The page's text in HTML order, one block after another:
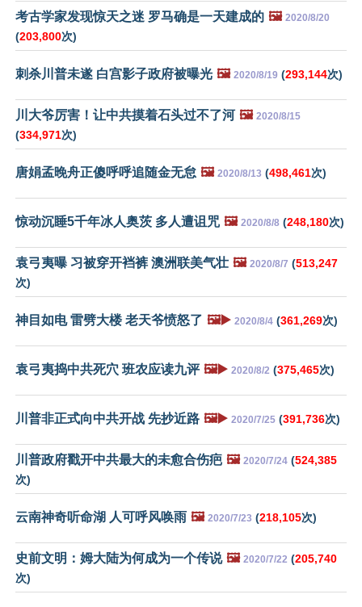
考古学家发现惊天之迷 罗马确是一天建成的 🖼️ 2020/8/20
(203,800次)
刺杀川普未遂 白宫影子政府被曝光 🖼️ 2020/8/19 (293,144次)
川大爷厉害！让中共摸着石头过不了河 🖼️ 2020/8/15
(334,971次)
唐娟孟晚舟正傻呼呼追随金无怠 🖼️ 2020/8/13 (498,461次)
惊动沉睡5千年冰人奥茨 多人遭诅咒 🖼️ 2020/8/8 (248,180次)
袁弓夷曝 习被穿开裆裤 澳洲联美气壮 🖼️ 2020/8/7 (513,247
次)
神目如电 雷劈大楼 老天爷愤怒了 🖼️▶️ 2020/8/4 (361,269次)
袁弓夷捣中共死穴 班农应读九评 🖼️▶️ 2020/8/2 (375,465次)
川普非正式向中共开战 先抄近路 🖼️▶️ 2020/7/25 (391,736次)
川普政府戳开中共最大的未愈合伤疤 🖼️ 2020/7/24 (524,385
次)
云南神奇听命湖 人可呼风唤雨 🖼️ 2020/7/23 (218,105次)
史前文明：姆大陆为何成为一个传说 🖼️ 2020/7/22 (205,740
次)